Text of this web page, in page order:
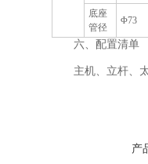
底座
管径
Φ73
六、配置清单
主机、立杆、太
产